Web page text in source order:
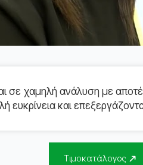
σε χαμηλή ανάλυση με
και
Τιμοκατάλογος